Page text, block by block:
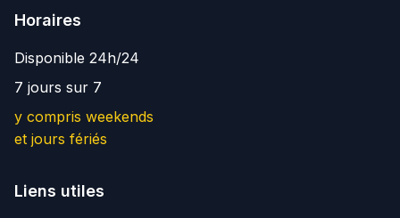
Horaires
Disponible 24h/24
7 jours sur 7
y compris weekends
et jours fériés
Liens utiles